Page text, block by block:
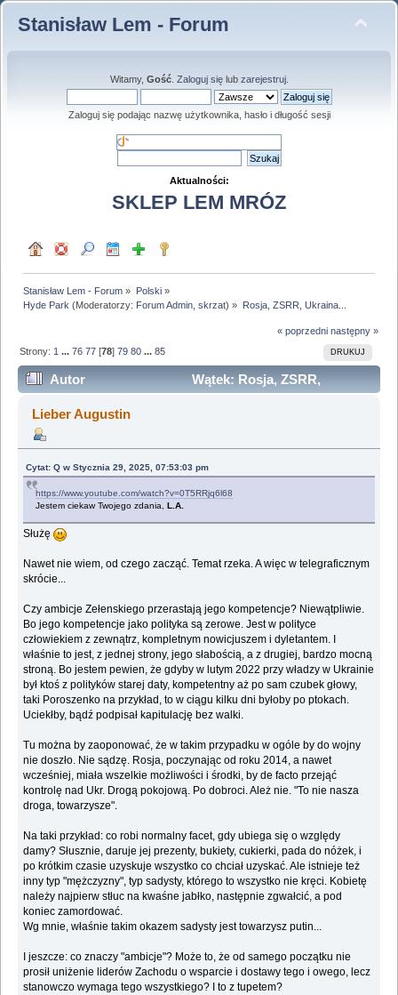
Stanisław Lem - Forum
Witamy, Gość. Zaloguj sięlub zarejestruj.
Zaloguj się podając nazwę użytkownika, hasło i długość sesji
Aktualności:
SKLEP LEM MRÓZ
Stanisław Lem - Forum » Polski»
Hyde Park (Moderatorzy: Forum Admin ,skrzat) » Rosja, ZSRR, Ukraina...
« poprzedni następny »
DRUKUJ
Strony: 1 ...76 77 [78]79 80 ...85
Autor
Wątek: Rosja, ZSRR,
Ukraina... (Przeczytany 2173521 razy)
Lieber Augustin
Cytat: Q w Stycznia 29, 2025, 07:53:03 pm
https://www.youtube.com/watch?v=0T5RRjq6l68
Jestem ciekaw Twojego zdania,L.A.
Służę
Nawet nie wiem, od czego zacząć. Temat rzeka. A więc w telegraficznym
skrócie...
Czy ambicje Zełenskiego przerastają jego kompetencje? Niewątpliwie.
Bo jego kompetencje jako polityka są zerowe. Jest w polityce
człowiekiem z zewnątrz, kompletnym nowicjuszem i dyletantem. I
właśnie to jest, z jednej strony, jego słabością, a z drugiej, bardzo mocną
stroną. Bo jestem pewien, że gdyby w lutym 2022 przy władzy w Ukrainie
był ktoś z polityków starej daty, kompetentny aż po sam czubek głowy,
taki Poroszenko na przykład, to w ciągu kilku dni byłoby po ptokach.
Uciekłby, bądź podpisał kapitulację bez walki.
Tu można by zaoponować, że w takim przypadku w ogóle by do wojny
nie doszło. Nie sądzę. Rosja, poczynając od roku 2014, a nawet
wcześniej, miała wszelkie możliwości i środki, by de facto przejąć
kontrolę nad Ukr. Drogą pokojową. Po dobroci. Ależ nie. "To nie nasza
droga, towarzysze".
Na taki przykład: co robi normalny facet, gdy ubiega się o względy
damy? Słusznie, daruje jej prezenty, bukiety, cukierki, pada do nóżek, i
po krótkim czasie uzyskuje wszystko co chciał uzyskać. Ale istnieje też
inny typ "mężczyzny", typ sadysty, którego to wszystko nie kręci. Kobietę
należy najpierw stłuc na kwaśne jabłko, następnie zgwałcić, a pod
koniec zamordować.
Wg mnie, właśnie takim okazem sadysty jest towarzysz putin...
I jeszcze: co znaczy "ambicje"? Może to, że od samego początku nie
prosił uniżenie liderów Zachodu o wsparcie i dostawy tego i owego, lecz
stanowczo wymaga tego wszystkiego? I to z tupetem?